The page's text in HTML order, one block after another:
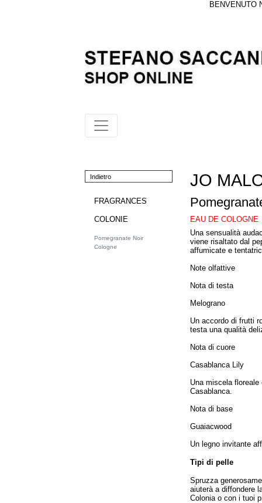
BENVENUTO
Indietro
FRAGRANCES
COLONIE
Pomegranate Noir
Cologne
JO
EAU DE COLOGNE
Una sensualità
viene risaltato dal
affumicate e
Note olfattive
Nota di testa
Melograno
Un accordo di frutti
testa una qualità
Nota di cuore
Casablanca Lily
Una miscela
Casablanca.
Nota di base
Guaiacwood
Un legno invitante
Tipi di pelle
Spruzza
aiuterà a diffondere
Colonia o con i tuoi